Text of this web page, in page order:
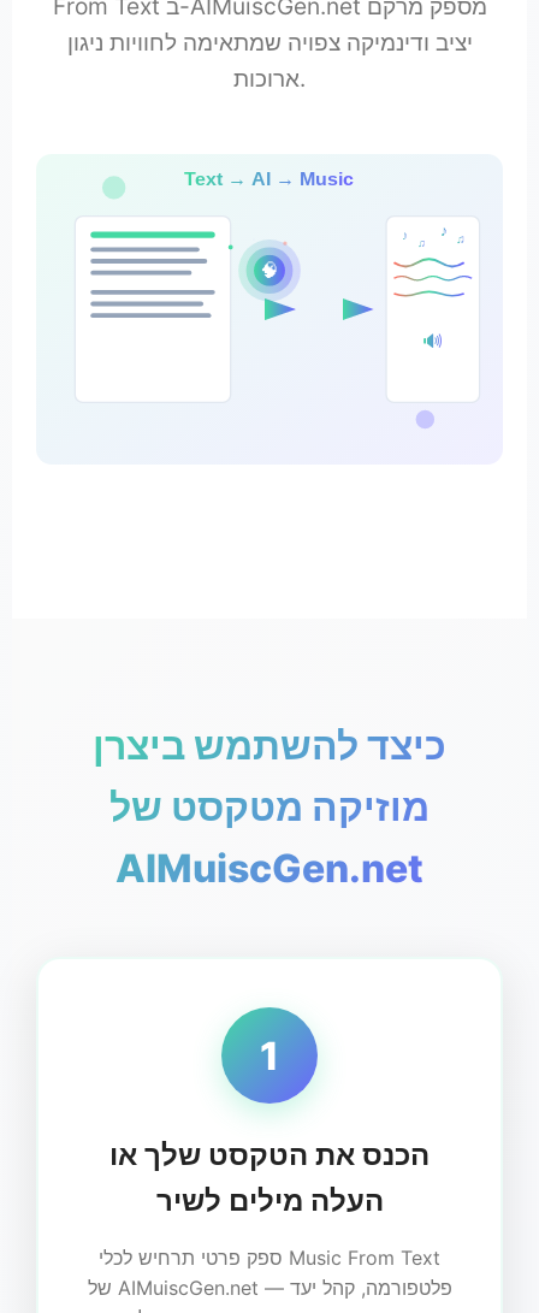
יציב ודינמיקה צפויה שמתאימה לחוויות ניגון
ארוכות.
🧠
♪
♫
♪
♫
🔊
Text → AI → Music
כיצד להשתמש ביצרן
מוזיקה מטקסט של
AIMuiscGen.net
1
הכנס את הטקסט שלך או
העלה מילים לשיר
ספק פרטי תרחיש לכלי Music From Text
של AIMuiscGen.net — פלטפורמה, קהל יעד